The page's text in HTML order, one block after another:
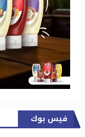
فيس بوك